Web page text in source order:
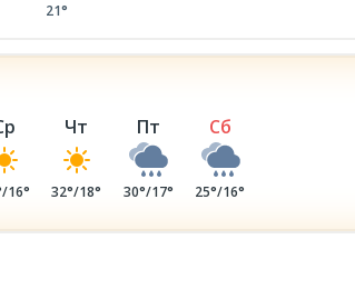
21°
16°
Чт
32°/18°
Пт
30°/17°
Сб
25°/16°